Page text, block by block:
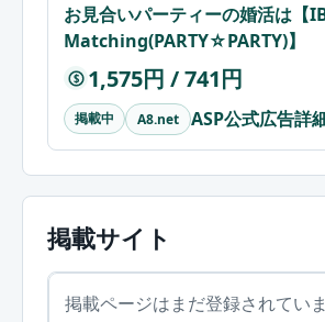
お見合いパーティーの婚活は【
Matching(PARTY☆PARTY)】
$ 1,575円 / 741円
掲載中 A8.net ASP公式広告詳
掲載サイト
掲載ページはまだ登録されていま